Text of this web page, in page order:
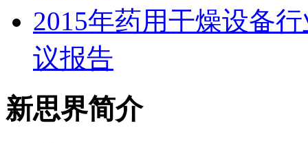
2015年药用干燥设备
议报告
新思界简介